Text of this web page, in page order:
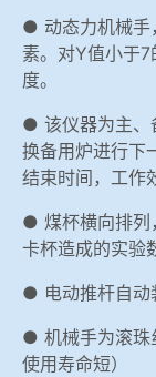
● 动态力机械手
素。对Y值小于
度。
● 该仪器为主、
换备用炉进行下
结束时间，工作
● 煤杯横向排列
卡杯造成的实验
● 电动推杆自动
● 机械手为滚珠
使用寿命短）